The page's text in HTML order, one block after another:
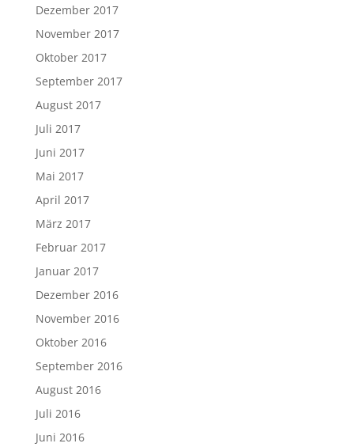
Dezember 2017
November 2017
Oktober 2017
September 2017
August 2017
Juli 2017
Juni 2017
Mai 2017
April 2017
März 2017
Februar 2017
Januar 2017
Dezember 2016
November 2016
Oktober 2016
September 2016
August 2016
Juli 2016
Juni 2016